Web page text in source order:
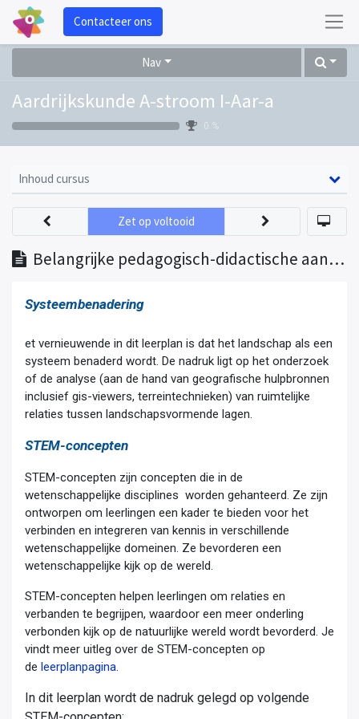
Contacteer ons
Nav
Aardrijkskunde A-stroom I-Aar-a
0 %
Inhoud cursus
Belangrijke pedagogisch-didactische aandachtspunten
Zet op voltooid
Systeembenadering
et vernieuwende in dit leerplan is dat het landschap als een
systeem benaderd wordt. De nadruk ligt op het onderzoek
of de analyse (aan de hand van geografische hulpbronnen
inclusief gis-viewers, terreintechnieken) van ruimtelijke
relaties tussen landschapsvormende lagen.
STEM-concepten
STEM-concepten zijn concepten die in de
wetenschappelijke disciplines worden gehanteerd. Ze zijn
ontworpen om leerlingen een kader te bieden voor het
verbinden en integreren van kennis in verschillende
wetenschappelijke domeinen. Ze bevorderen een
wetenschappelijke kijk op de wereld.
STEM-concepten helpen leerlingen om relaties en
verbanden te begrijpen, waardoor een meer onderling
verbonden kijk op de natuurlijke wereld wordt bevorderd. Je
vindt meer uitleg over de STEM-concepten op
de leerplanpagina
In dit leerplan wordt de nadruk gelegd op volgende